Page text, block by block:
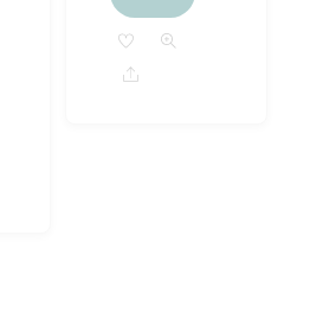
Share